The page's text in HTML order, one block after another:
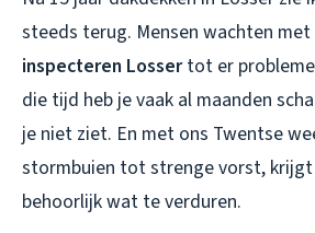
steeds terug. Mensen wachten met
inspecteren Lossertot er
die tijd heb je vaak al maanden
je niet ziet. En met ons Twentse
stormbuien tot strenge vorst, krijgt
behoorlijk wat te verduren.